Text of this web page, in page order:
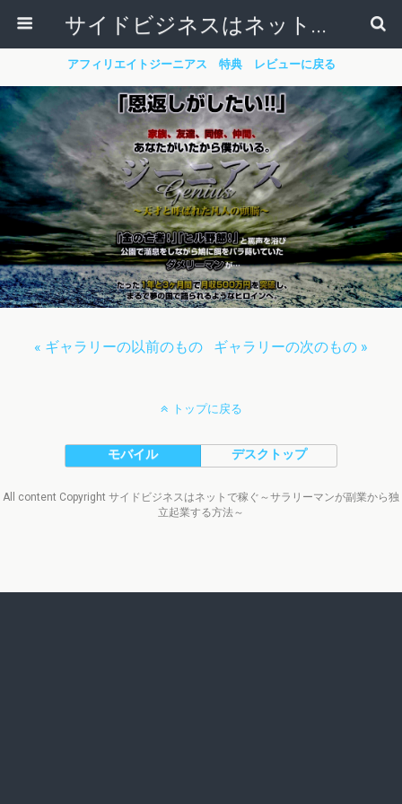
サイドビジネスはネットで稼ぐ～サラリーマンが副業から独立起業する方法～
アフィリエイトジーニアス 特典 レビューに戻る
« ギャラリーの以前のもの ギャラリーの次のもの »
トップに戻る
モバイル デスクトップ
All content Copyright サイドビジネスはネットで稼ぐ～サラリーマンが副業から独
立起業する方法～